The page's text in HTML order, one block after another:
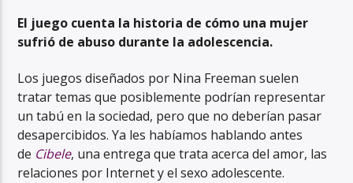
El juego cuenta la historia de cómo una mujer
sufrió de abuso durante la adolescencia.
Los juegos diseñados por Nina Freeman suelen
tratar temas que posiblemente podrían representar
un tabú en la sociedad, pero que no deberían pasar
desapercibidos. Ya les habíamos hablando antes
de Cibele, una entrega que trata acerca del amor, las
relaciones por Internet y el sexo adolescente.